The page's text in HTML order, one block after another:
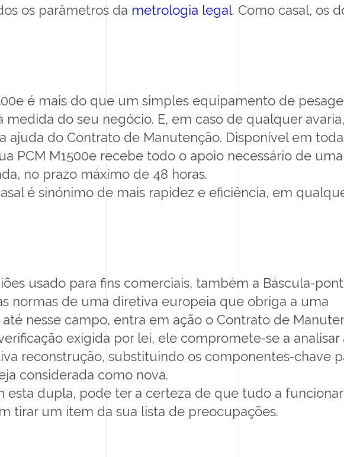
os parâmetros da metrologia legal. Como casal, os
é mais do que um simples equipamento de
do seu negócio. E, em caso de qualquer avaria,
ajuda do Contrato de Manutenção. Disponível em
PCM M1500e recebe todo o apoio necessário de uma
no prazo máximo de 48 horas.
é sinónimo de mais rapidez e eficiência, em
usado para fins comerciais, também a Báscula-
normas de uma diretiva europeia que obriga a uma
nesse campo, entra em ação o Contrato de
exigida por lei, ele compromete-se a analisar
reconstrução, substituindo os componentes-chave
considerada como nova.
esta dupla, pode ter a certeza de que tudo a funcionar
tirar um item da sua lista de preocupações.